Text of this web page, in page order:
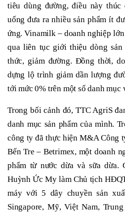
tiêu dùng đường, điều này thúc
uống đưa ra nhiều sản phẩm ít
ứng. Vinamilk – doanh nghiệp
qua liên tục giới thiệu dòng
thức, giảm đường. Đồng thời,
dựng lộ trình giảm dần lượng
tới mức 0% trên một số danh mục
Trong bối cảnh đó, TTC AgriS
danh mục sản phẩm của mình.
công ty đã thực hiện M&A Công
Bến Tre – Betrimex, một doanh
phẩm từ nước dừa và sữa dừa.
Huỳnh Ức My làm Chủ tịch
máy với 5 dây chuyền sản
Singapore, Mỹ, Việt Nam,